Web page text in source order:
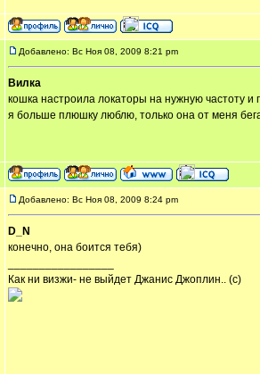
Добавлено: Вс Ноя 08, 2009 8:21 pm
Вилка
кошка настроила локаторы на нужную частоту и
я больше плюшку люблю, только она от меня
Добавлено: Вс Ноя 08, 2009 8:24 pm
D_N
конечно, она боится тебя)
Как ни визжи- не выйдет Джанис Джоплин.. (с)